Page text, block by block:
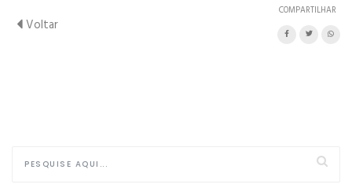
Voltar
COMPARTILHAR